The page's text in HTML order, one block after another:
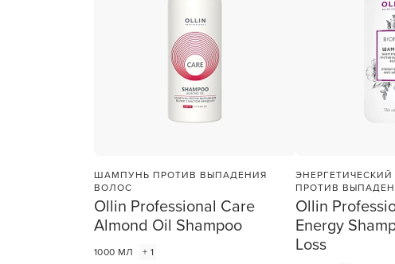
ШАМПУНЬ ПРОТИВ ВЫПАДЕНИЯ
ВОЛОС
Ollin Professional Care
Almond Oil Shampoo
1000 МЛ + 1
ПРОТИВ
Ollin
Energy
Loss